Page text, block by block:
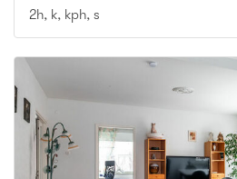
2h, k, kph, s